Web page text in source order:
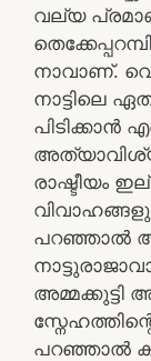
വല്യ
നാവാണ്.
നാട്ടിലെ
പിടിക്കാൻ
രാഷ്ടീയം
പറഞ്ഞാൽ ആ
പറഞ്ഞാൽ